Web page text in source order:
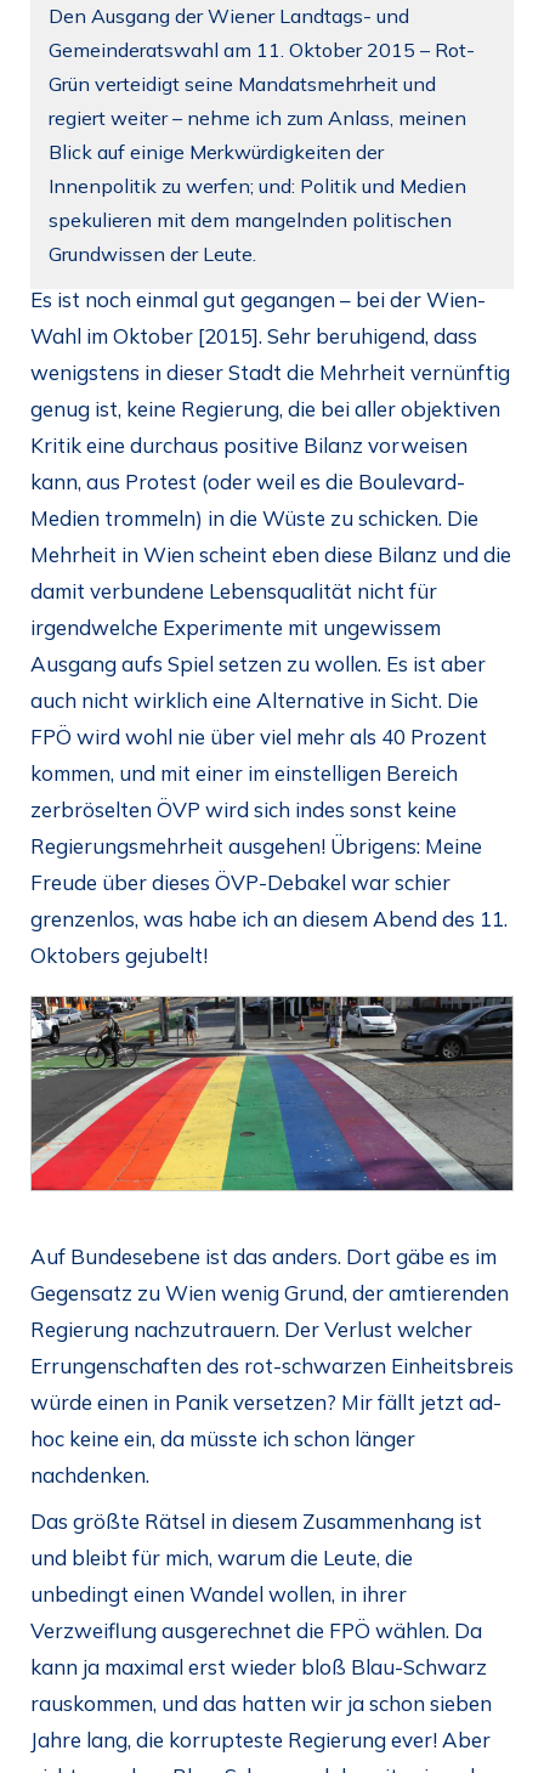
Es ist noch einmal gut gegangen – bei der Wien-
Wahl im Oktober [2015]. Sehr beruhigend, dass
wenigstens in dieser Stadt die Mehrheit vernünftig
genug ist, keine Regierung, die bei aller objektiven
Kritik eine durchaus positive Bilanz vorweisen
kann, aus Protest (oder weil es die Boulevard-
Medien trommeln) in die Wüste zu schicken. Die
Mehrheit in Wien scheint eben diese Bilanz und die
damit verbundene Lebensqualität nicht für
irgendwelche Experimente mit ungewissem
Ausgang aufs Spiel setzen zu wollen. Es ist aber
auch nicht wirklich eine Alternative in Sicht. Die
FPÖ wird wohl nie über viel mehr als 40 Prozent
kommen, und mit einer im einstelligen Bereich
zerbröselten ÖVP wird sich indes sonst keine
Regierungsmehrheit ausgehen! Übrigens: Meine
Freude über dieses ÖVP-Debakel war schier
grenzenlos, was habe ich an diesem Abend des 11.
Oktobers gejubelt!
Auf Bundesebene ist das anders. Dort gäbe es im
Gegensatz zu Wien wenig Grund, der amtierenden
Regierung nachzutrauern. Der Verlust welcher
Errungenschaften des rot-schwarzen Einheitsbreis
würde einen in Panik versetzen? Mir fällt jetzt ad-
hoc keine ein, da müsste ich schon länger
nachdenken.
Das größte Rätsel in diesem Zusammenhang ist
und bleibt für mich, warum die Leute, die
unbedingt einen Wandel wollen, in ihrer
Verzweiflung ausgerechnet die FPÖ wählen. Da
kann ja maximal erst wieder bloß Blau-Schwarz
rauskommen, und das hatten wir ja schon sieben
Jahre lang, die korrupteste Regierung ever! Aber
Den Ausgang der Wiener Landtags- und
Gemeinderatswahl am 11. Oktober 2015 – Rot-
Grün verteidigt seine Mandatsmehrheit und
regiert weiter – nehme ich zum Anlass, meinen
Blick auf einige Merkwürdigkeiten der
Innenpolitik zu werfen; und: Politik und Medien
spekulieren mit dem mangelnden politischen
Grundwissen der Leute.